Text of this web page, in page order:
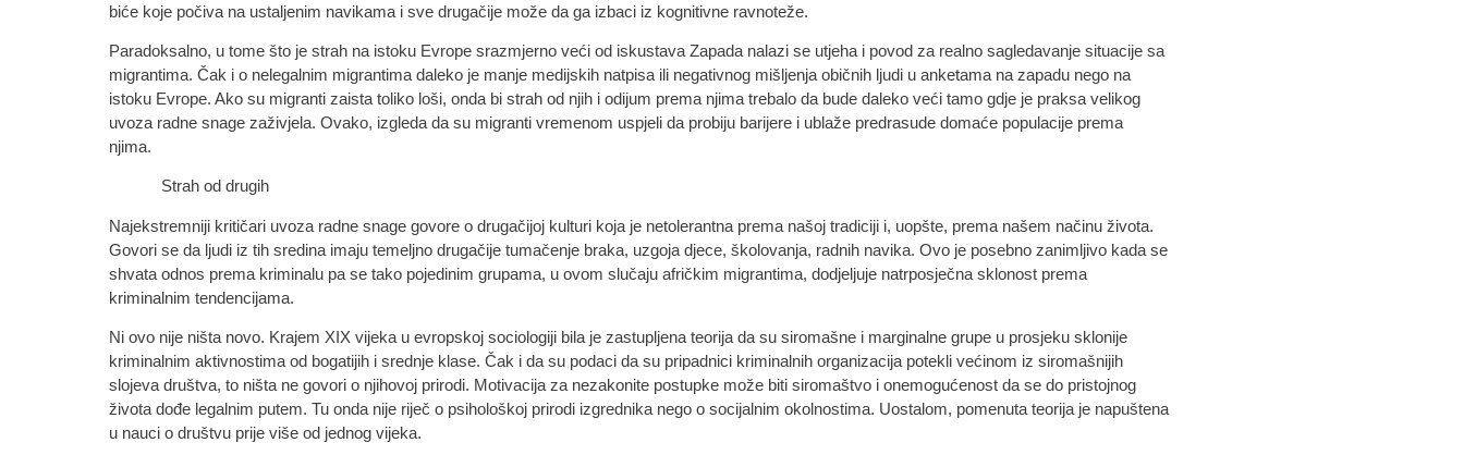
biće koje počiva na ustaljenim navikama i sve drugačije može da ga izbaci iz kognitivne ravnoteže.
Paradoksalno, u tome što je strah na istoku Evrope srazmjerno veći od iskustava Zapada nalazi se utjeha i povod za realno sagledavanje situacije sa
migrantima. Čak i o nelegalnim migrantima daleko je manje medijskih natpisa ili negativnog mišljenja običnih ljudi u anketama na zapadu nego na
istoku Evrope. Ako su migranti zaista toliko loši, onda bi strah od njih i odijum prema njima trebalo da bude daleko veći tamo gdje je praksa velikog
uvoza radne snage zaživjela. Ovako, izgleda da su migranti vremenom uspjeli da probiju barijere i ublaže predrasude domaće populacije prema
njima.
Strah od drugih
Najekstremniji kritičari uvoza radne snage govore o drugačijoj kulturi koja je netolerantna prema našoj tradiciji i, uopšte, prema našem načinu života.
Govori se da ljudi iz tih sredina imaju temeljno drugačije tumačenje braka, uzgoja djece, školovanja, radnih navika. Ovo je posebno zanimljivo kada se
shvata odnos prema kriminalu pa se tako pojedinim grupama, u ovom slučaju afričkim migrantima, dodjeljuje natrposječna sklonost prema
kriminalnim tendencijama.
Ni ovo nije ništa novo. Krajem XIX vijeka u evropskoj sociologiji bila je zastupljena teorija da su siromašne i marginalne grupe u prosjeku sklonije
kriminalnim aktivnostima od bogatijih i srednje klase. Čak i da su podaci da su pripadnici kriminalnih organizacija potekli većinom iz siromašnijih
slojeva društva, to ništa ne govori o njihovoj prirodi. Motivacija za nezakonite postupke može biti siromaštvo i onemogućenost da se do pristojnog
života dođe legalnim putem. Tu onda nije riječ o psihološkoj prirodi izgrednika nego o socijalnim okolnostima. Uostalom, pomenuta teorija je napuštena
u nauci o društvu prije više od jednog vijeka.